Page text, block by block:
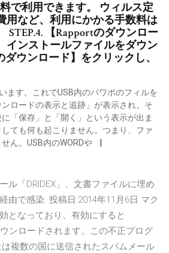
で利用できます。 ウィルス定
用など、利用にかかる手数料は
STEP.4. 【Rapportのダウンロー
インストールファイルをダウン
ダウンロード】をクリックし、
ます。これでUSB内のパワポのフィルを
ロードの表示と追跡」が表示され、そ
「保存」と「開く」という表示が出ま
ても何も起こりません。つまり、ファ
ん。USB内のWORDや
ル「DRIDEX」、文書ファイルに埋め
由で感染. 投稿日:2014年11月6日 マク
となっており、有効にすると
ウンロードされます。この不正プログ
複数の国に送信されたスパムメール